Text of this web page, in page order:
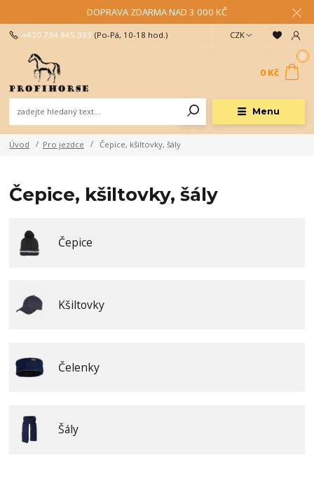
DOPRAVA ZDARMA NAD 3 000 KČ
Menu
CZK
+420 734 845 393 (Po-Pá, 10-18 hod.)
0
0 Kč
Úvod Pro jezdce Čepice, kšiltovky, šály
Čepice, kšiltovky, šály
Čepice
Kšiltovky
Čelenky
Šály